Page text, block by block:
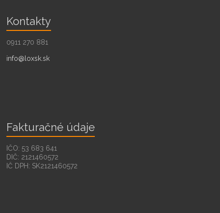
Kontakty
0911 270 881
info@loxsk.sk
Fakturačné údaje
IČO: 53 683 641
DIČ: 2121460572
IČ DPH: SK2121460572